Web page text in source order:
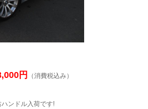
円 （消費税込み）
ンドル入荷です!